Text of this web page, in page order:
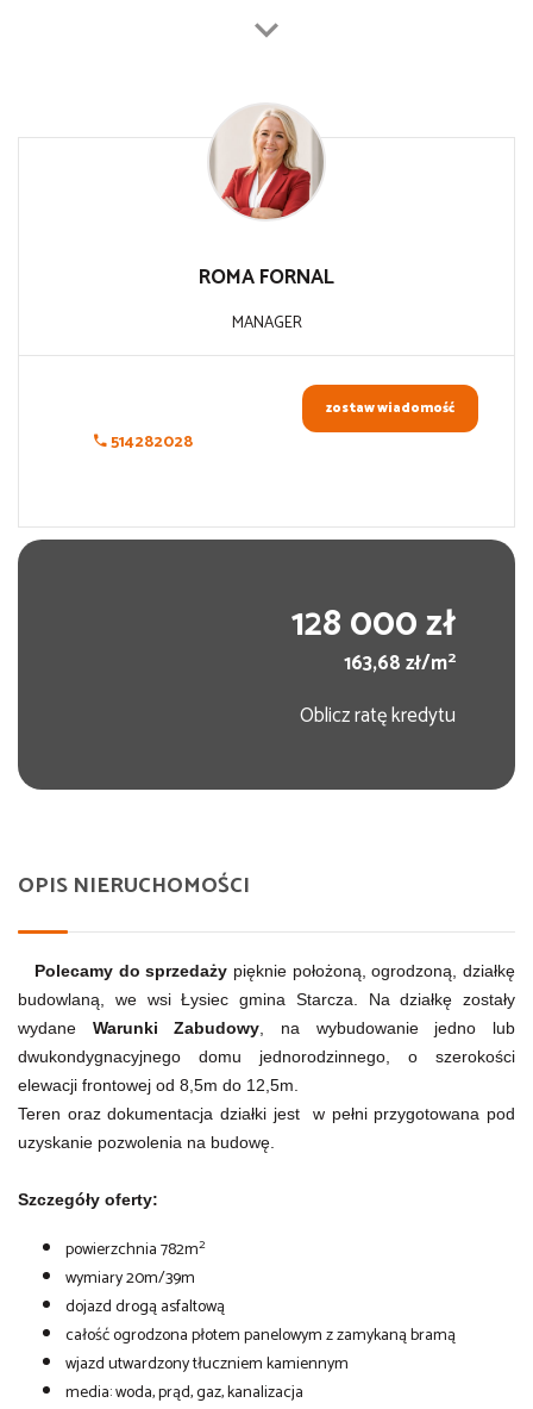
ROMAFORNAL
MANAGER
514282028
zostaw wiadomość
128 000 zł
163,68 zł/m2
Oblicz ratę kredytu
OPIS NIERUCHOMOŚCI
Polecamy do sprzedaży pięknie położoną, ogrodzoną, działkę
budowlaną, we wsi Łysiec gmina Starcza. Na działkę zostały
wydane Warunki Zabudowy , na wybudowanie jedno lub
dwukondygnacyjnego domu jednorodzinnego, o szerokości
elewacji frontowej od 8,5m do 12,5m.
Teren oraz dokumentacja działki jest w pełni przygotowana pod
uzyskanie pozwolenia na budowę.
Szczegóły oferty:
powierzchnia 782m2
wymiary 20m/39m
dojazd drogą asfaltową
całość ogrodzona płotem panelowym z zamykaną bramą
wjazd utwardzony tłuczniem kamiennym
media: woda, prąd, gaz, kanalizacja